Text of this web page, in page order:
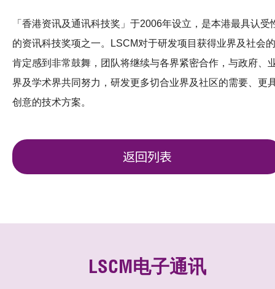
「香港资讯及通讯科技奖」于2006年设立，是本港最具认受
的资讯科技奖项之一。LSCM对于研发项目获得业界及社会的
肯定感到非常鼓舞，团队将继续与各界紧密合作，与政府、
界及学术界共同努力，研发更多切合业界及社区的需要、更
创意的技术方案。
返回列表
LSCM电子通讯